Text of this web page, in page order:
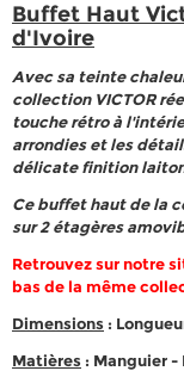
Buffet Haut
d'Ivoire
Avec sa teinte
collection VICTOR
touche rétro à
arrondies et les
délicate finition
Ce buffet haut de la
sur 2 étagères
Retrouvez sur notre
bas de la même
Dimensions :
Matières : Manguier -